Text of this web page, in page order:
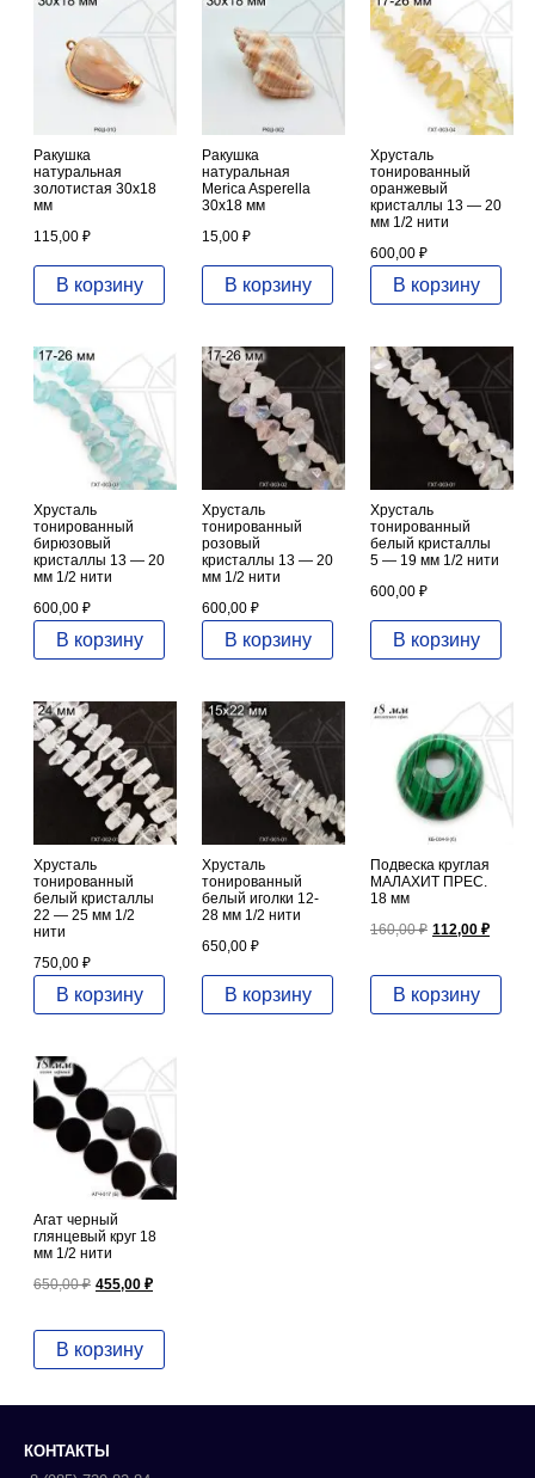
Ракушка
натуральная
золотистая 30х18
мм
115,00 ₽
В корзину
Ракушка
натуральная
Merica Asperella
30х18 мм
15,00 ₽
В корзину
Хрусталь
тонированный
оранжевый
кристаллы 13 — 20
мм 1/2 нити
600,00 ₽
В корзину
Хрусталь
тонированный
бирюзовый
кристаллы 13 — 20
мм 1/2 нити
600,00 ₽
В корзину
Хрусталь
тонированный
розовый
кристаллы 13 — 20
мм 1/2 нити
600,00 ₽
В корзину
Хрусталь
тонированный
белый кристаллы
5 — 19 мм 1/2 нити
600,00 ₽
В корзину
Хрусталь
тонированный
белый кристаллы
22 — 25 мм 1/2
нити
750,00 ₽
В корзину
Хрусталь
тонированный
белый иголки 12-
28 мм 1/2 нити
650,00 ₽
В корзину
Подвеска круглая
МАЛАХИТ ПРЕС.
18 мм
160,00₽
160,00 ₽.
112,00 ₽
В корзину
Агат черный
глянцевый круг 18
мм 1/2 нити
650,00₽ Первоначальная
650,00 ₽.
455,00 ₽Текущая
В корзину
КОНТАКТЫ